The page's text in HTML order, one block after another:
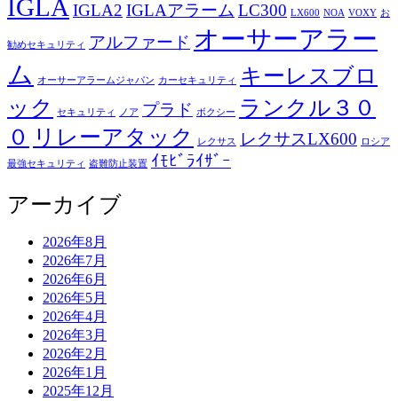
IGLA IGLA2 IGLAアラーム LC300 LX600 NOA VOXY お
勧めセキュリティ アルファード オーサーアラー
ム
オーサーアラームジャパン カーセキュリティ
キーレスブロ
ック
セキュリティ ノア プラド ボクシー
ランクル３０
０ リレーアタック レクサス レクサスLX600 ロシア
最強セキュリティ 盗難防止装置 ｲﾓﾋﾞﾗｲｻﾞｰ
アーカイブ
2026年8月
2026年7月
2026年6月
2026年5月
2026年4月
2026年3月
2026年2月
2026年1月
2025年12月